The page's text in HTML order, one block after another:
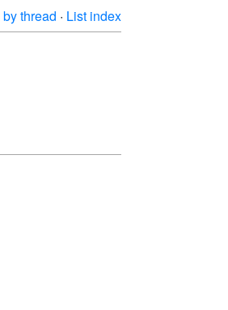
by thread · List index